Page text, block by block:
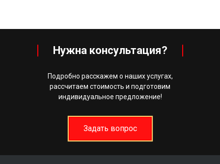
Нужна консультация?
Подробно расскажем о наших услугах,
рассчитаем стоимость и подготовим
индивидуальное предложение!
Задать вопрос